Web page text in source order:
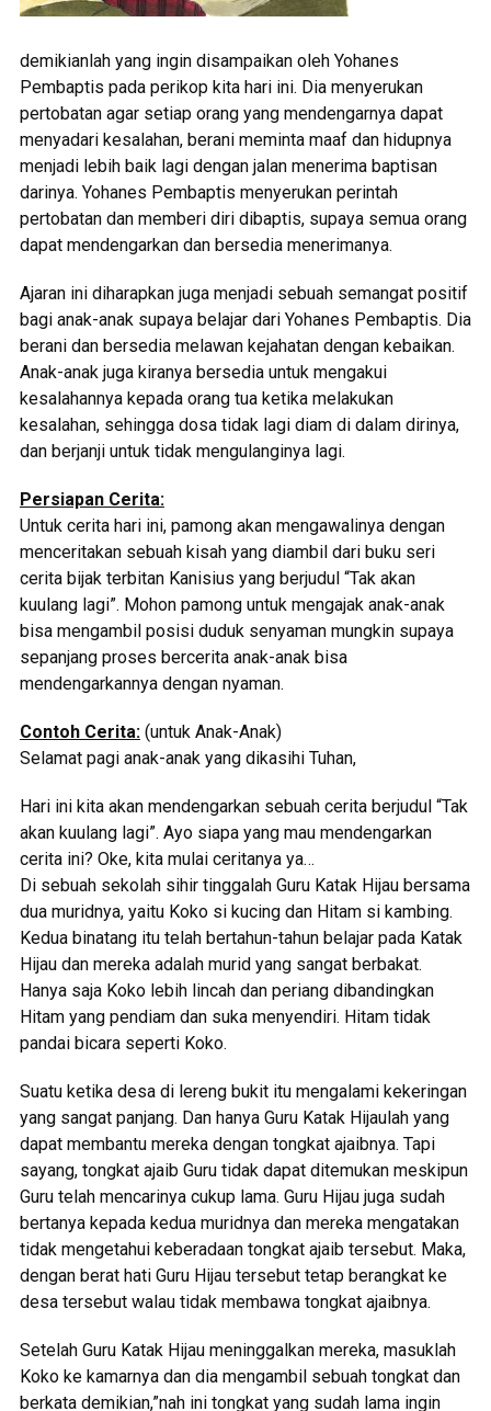
demikianlah yang ingin disampaikan oleh Yohanes
Pembaptis pada perikop kita hari ini. Dia menyerukan
pertobatan agar setiap orang yang mendengarnya dapat
menyadari kesalahan, berani meminta maaf dan hidupnya
menjadi lebih baik lagi dengan jalan menerima baptisan
darinya. Yohanes Pembaptis menyerukan perintah
pertobatan dan memberi diri dibaptis, supaya semua orang
dapat mendengarkan dan bersedia menerimanya.
Ajaran ini diharapkan juga menjadi sebuah semangat positif
bagi anak-anak supaya belajar dari Yohanes Pembaptis. Dia
berani dan bersedia melawan kejahatan dengan kebaikan.
Anak-anak juga kiranya bersedia untuk mengakui
kesalahannya kepada orang tua ketika melakukan
kesalahan, sehingga dosa tidak lagi diam di dalam dirinya,
dan berjanji untuk tidak mengulanginya lagi.
Persiapan Cerita:
Untuk cerita hari ini, pamong akan mengawalinya dengan
menceritakan sebuah kisah yang diambil dari buku seri
cerita bijak terbitan Kanisius yang berjudul “Tak akan
kuulang lagi”. Mohon pamong untuk mengajak anak-anak
bisa mengambil posisi duduk senyaman mungkin supaya
sepanjang proses bercerita anak-anak bisa
mendengarkannya dengan nyaman.
Contoh Cerita:(untuk Anak-Anak)
Selamat pagi anak-anak yang dikasihi Tuhan,
Hari ini kita akan mendengarkan sebuah cerita berjudul “Tak
akan kuulang lagi”. Ayo siapa yang mau mendengarkan
cerita ini? Oke, kita mulai ceritanya ya…
Di sebuah sekolah sihir tinggalah Guru Katak Hijau bersama
dua muridnya, yaitu Koko si kucing dan Hitam si kambing.
Kedua binatang itu telah bertahun-tahun belajar pada Katak
Hijau dan mereka adalah murid yang sangat berbakat.
Hanya saja Koko lebih lincah dan periang dibandingkan
Hitam yang pendiam dan suka menyendiri. Hitam tidak
pandai bicara seperti Koko.
Suatu ketika desa di lereng bukit itu mengalami kekeringan
yang sangat panjang. Dan hanya Guru Katak Hijaulah yang
dapat membantu mereka dengan tongkat ajaibnya. Tapi
sayang, tongkat ajaib Guru tidak dapat ditemukan meskipun
Guru telah mencarinya cukup lama. Guru Hijau juga sudah
bertanya kepada kedua muridnya dan mereka mengatakan
tidak mengetahui keberadaan tongkat ajaib tersebut. Maka,
dengan berat hati Guru Hijau tersebut tetap berangkat ke
desa tersebut walau tidak membawa tongkat ajaibnya.
Setelah Guru Katak Hijau meninggalkan mereka, masuklah
Koko ke kamarnya dan dia mengambil sebuah tongkat dan
berkata demikian,”nah ini tongkat yang sudah lama ingin